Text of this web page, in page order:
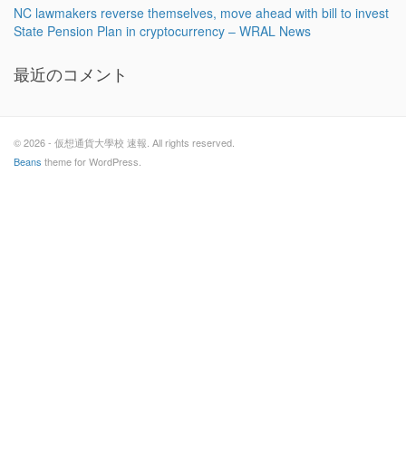
NC lawmakers reverse themselves, move ahead with bill to invest
State Pension Plan in cryptocurrency – WRAL News
最近のコメント
© 2026 - 仮想通貨大學校 速報. All rights reserved.
Beans theme for WordPress.